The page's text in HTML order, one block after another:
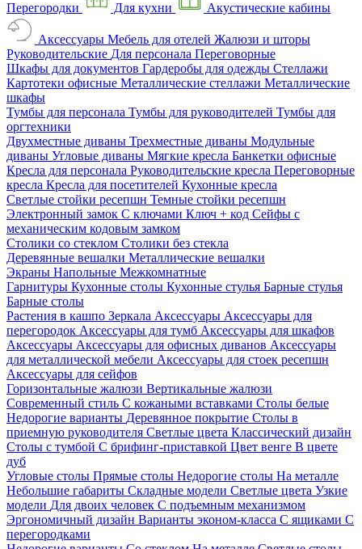
Перегородки Для кухни Акустические кабины
Аксессуары Мебель для отелей Жалюзи и шторы
Руководительские Для персонала Переговорные
Шкафы для документов Гардеробы для одежды Стеллажи
Картотеки офисные Металлические стеллажи Металлические
шкафы
Тумбы для персонала Тумбы для руководителей Тумбы для
оргтехники
Двухместные диваны Трехместные диваны Модульные
диваны Угловые диваны Мягкие кресла Банкетки офисные
Кресла для персонала Руководительские кресла Переговорные
кресла Кресла для посетителей Кухонные кресла
Светлые стойки ресепшн Темные стойки ресепшн
Электронный замок С ключами Ключ + код Сейфы с
механическим кодовым замком
Столики со стеклом Столики без стекла
Деревянные вешалки Металлические вешалки
Экраны Напольные Межкомнатные
Гарнитуры Кухонные столы Кухонные стулья Барные стулья
Барные столы
Растения в кашпо Зеркала Аксессуары Аксессуары для
перегородок Аксессуары для тумб Аксессуары для шкафов
Аксессуары Аксессуары для офисных диванов Аксессуары
для металлической мебели Аксессуары для стоек ресепшн
Аксессуары для сейфов
Горизонтальные жалюзи Вертикальные жалюзи
Современный стиль С кожаными вставками Столы белые
Недорогие варианты Деревянное покрытие Столы в
приемную руководителя Светлые цвета Классический дизайн
Столы с тумбой С брифинг-приставкой Цвет венге В цвете
дуб
Угловые столы Прямые столы Недорогие столы На металле
Небольшие габариты Складные модели Светлые цвета Узкие
модели Для двоих человек С подъемным механизмом
Эргономичный дизайн Варианты эконом-класса С ящиками С
перегородками